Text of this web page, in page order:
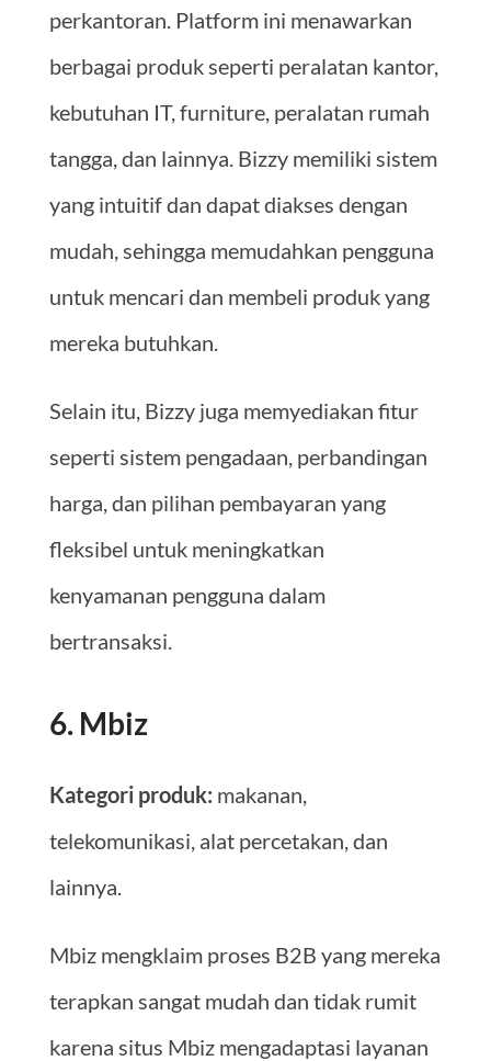
perkantoran. Platform ini menawarkan
berbagai produk seperti peralatan kantor,
kebutuhan IT, furniture, peralatan rumah
tangga, dan lainnya. Bizzy memiliki sistem
yang intuitif dan dapat diakses dengan
mudah, sehingga memudahkan pengguna
untuk mencari dan membeli produk yang
mereka butuhkan.
Selain itu, Bizzy juga memyediakan fitur
seperti sistem pengadaan, perbandingan
harga, dan pilihan pembayaran yang
fleksibel untuk meningkatkan
kenyamanan pengguna dalam
bertransaksi.
6. Mbiz
Kategori produk: makanan,
telekomunikasi, alat percetakan, dan
lainnya.
Mbiz mengklaim proses B2B yang mereka
terapkan sangat mudah dan tidak rumit
karena situs Mbiz mengadaptasi layanan